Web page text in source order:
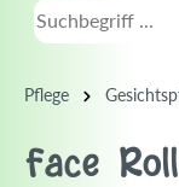
Pflege
Face